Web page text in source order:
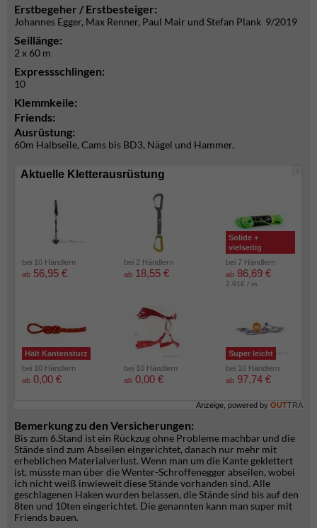
Erstbegeher / Erstbesteiger:
Johannes Egger, Max Renner, Paul Mair und Stefan Plank 9/2019
Seillänge:
2 x 60 m
Expressschlingen:
10
Klemmkeile:
Friends:
Ausrüstung:
60m Halbseile, Cams bis BD3, Nägel und Hammer.
i
Aktuelle Kletterausrüstung
bei 10 Händlern
ab 56,95 €
bei 2 Händlern
ab 18,55 €
Solide +
vielseitig
bei 7 Händlern
ab 86,69 €
2.91€ / m
Hält Kantensturz
bei 10 Händlern
ab 0,00 €
bei 10 Händlern
ab 0,00 €
Super leicht
bei 10 Händlern
ab 97,74 €
Anzeige, powered by OUTTRA
Bemerkung zu den Versicherungen:
Bis zum 6.Stand ist ein Rückzug ohne Probleme machbar und die
Stände sind zum Abseilen eingerichtet, danach nur mehr mit
erheblichen Materialverlust. Wenn man um die Kante geklettert
ist, müsste man über die Wenter-Schroffenegger abseilen, wobei
ich nicht weiß inwieweit diese Stände vorhanden sind. Alle
geschlagenen Haken wurden belassen, die Stände sind bis auf den
8ten und 10ten eingerichtet. Die genannten kann man super mit
Friends bauen.